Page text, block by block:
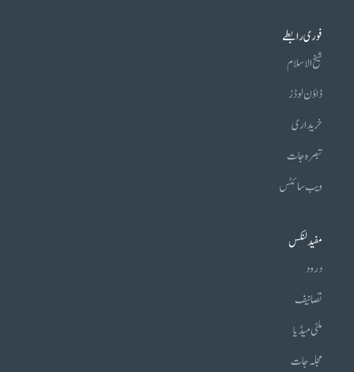
فوری رابطے
شیخ الاسلام
ڈاؤن لوڈز
خریداری
تبصرہ جات
ویب سائٹس
مفید لنکس
درود
تصانیف
ملٹی میڈیا
مجلہ جات